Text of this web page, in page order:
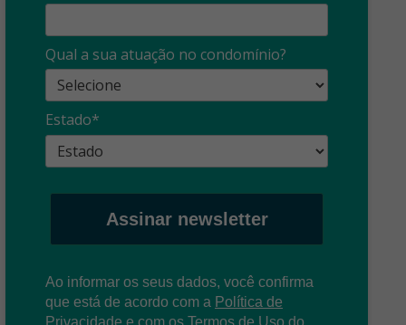
Qual a sua atuação no condomínio?
Estado*
Assinar newsletter
Ao informar os seus dados, você confirma
que está de acordo com a Política de
Privacidade e com os Termos de Uso do